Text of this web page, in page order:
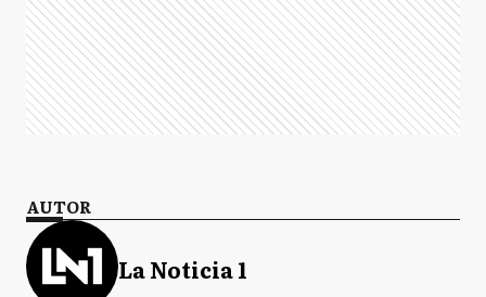
AUTOR
La Noticia 1